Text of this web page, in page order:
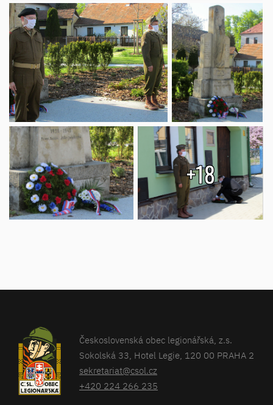
+18
Československá obec legionářská, z.s.
Sokolská 33, Hotel Legie, 120 00 PRAHA 2
sekretariat@csol.cz
+420 224 266 235